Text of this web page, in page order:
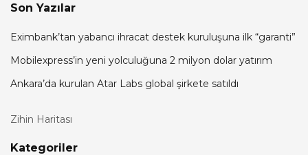
Son Yazılar
Eximbank’tan yabancı ihracat destek kuruluşuna ilk “garanti”
Mobilexpress’in yeni yolculuğuna 2 milyon dolar yatırım
Ankara’da kurulan Atar Labs global şirkete satıldı
Zihin Haritası
Kategoriler